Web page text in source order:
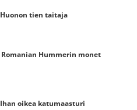
tien taitaja
Romanian Hummerin monet
oikea katumaasturi